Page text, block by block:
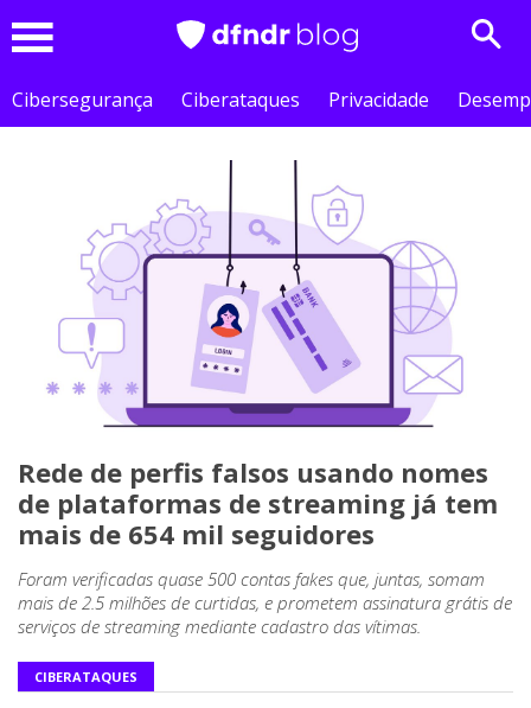
Cibersegurança
Ciberataques Privacidade
Rede de perfis falsos usando nomes
de plataformas de streaming já tem
mais de 654 mil seguidores
Foram verificadas quase 500 contas fakes que, juntas, somam
mais de 2.5 milhões de curtidas, e prometem assinatura grátis de
serviços de streaming mediante cadastro das vítimas.
CIBERATAQUES